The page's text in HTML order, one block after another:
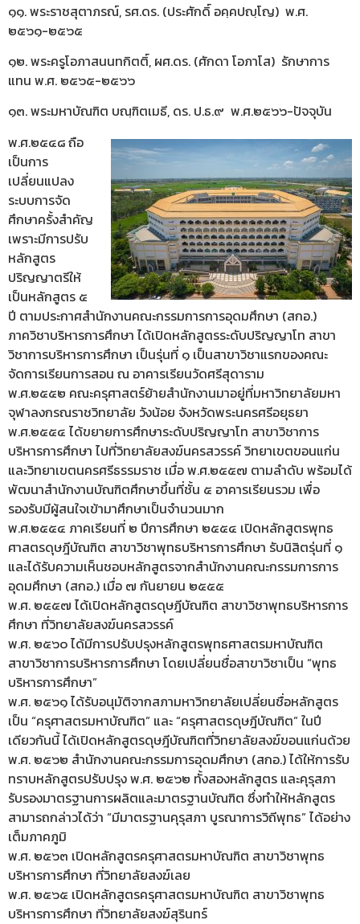
๑๑. พระราชสุตาภรณ์, รศ.ดร. (ประศักดิ์ อคฺคปญฺโญ) พ.ศ.
๒๕๖๑-๒๕๖๕
๑๒. พระครูโอภาสนนทกิตติ์, ผศ.ดร. (ศักดา โอภาโส) รักษาการ
แทน พ.ศ. ๒๕๖๕-๒๕๖๖
๑๓. พระมหาบัณฑิต บณฺฑิตเมธี, ดร. ป.ธ.๙ พ.ศ.๒๕๖๖-ปัจจุบัน
พ.ศ.๒๕๔๘ ถือ
เป็นการ
เปลี่ยนแปลง
ระบบการจัด
ศึกษาครั้งสำคัญ
เพราะมีการปรับ
หลักสูตร
ปริญญาตรีให้
เป็นหลักสูตร ๕
ปี ตามประกาศสำนักงานคณะกรรมการการอุดมศึกษา (สกอ.)
ภาควิชาบริหารการศึกษา ได้เปิดหลักสูตรระดับปริญญาโท สาขา
วิชาการบริหารการศึกษา เป็นรุ่นที่ ๑ เป็นสาขาวิชาแรกของคณะ
จัดการเรียนการสอน ณ อาคารเรียนวัดศรีสุดาราม
พ.ศ.๒๕๕๒ คณะครุศาสตร์ย้ายสำนักงานมาอยู่ที่มหาวิทยาลัยมหา
จุฬาลงกรณราชวิทยาลัย วังน้อย จังหวัดพระนครศรีอยุธยา
พ.ศ.๒๕๕๔ ได้ขยายการศึกษาระดับปริญญาโท สาขาวิชาการ
บริหารการศึกษา ไปที่วิทยาลัยสงฆ์นครสวรรค์ วิทยาเขตขอนแก่น
และวิทยาเขตนครศรีธรรมราช เมื่อ พ.ศ.๒๕๕๗ ตามลำดับ พร้อมได้
พัฒนาสำนักงานบัณฑิตศึกษาขึ้นที่ชั้น ๕ อาคารเรียนรวม เพื่อ
รองรับมีผู้สนใจเข้ามาศึกษาเป็นจำนวนมาก
พ.ศ.๒๕๕๔ ภาคเรียนที่ ๒ ปีการศึกษา ๒๕๕๔ เปิดหลักสูตรพุทธ
ศาสตรดุษฎีบัณฑิต สาขาวิชาพุทธบริหารการศึกษา รับนิสิตรุ่นที่ ๑
และได้รับความเห็นชอบหลักสูตรจากสำนักงานคณะกรรมการการ
อุดมศึกษา (สกอ.) เมื่อ ๗ กันยายน ๒๕๕๕
พ.ศ. ๒๕๕๗ ได้เปิดหลักสูตรดุษฎีบัณฑิต สาขาวิชาพุทธบริหารการ
ศึกษา ที่วิทยาลัยสงฆ์นครสวรรค์
พ.ศ. ๒๕๖๐ ได้มีการปรับปรุงหลักสูตรพุทธศาสตรมหาบัณฑิต
สาขาวิชาการบริหารการศึกษา โดยเปลี่ยนชื่อสาขาวิชาเป็น “พุทธ
บริหารการศึกษา”
พ.ศ. ๒๕๖๑ ได้รับอนุมัติจากสภามหาวิทยาลัยเปลี่ยนชื่อหลักสูตร
เป็น “ครุศาสตรมหาบัณฑิต” และ “ครุศาสตรดุษฎีบัณฑิต” ในปี
เดียวกันนี้ ได้เปิดหลักสูตรดุษฎีบัณฑิตที่วิทยาลัยสงฆ์ขอนแก่นด้วย
พ.ศ. ๒๕๖๒ สำนักงานคณะกรรมการอุดมศึกษา (สกอ.) ได้ให้การรับ
ทราบหลักสูตรปรับปรุง พ.ศ. ๒๕๖๒ ทั้งสองหลักสูตร และคุรุสภา
รับรองมาตรฐานการผลิตและมาตรฐานบัณฑิต ซึ่งทำให้หลักสูตร
สามารถกล่าวได้ว่า “มีมาตรฐานคุรุสภา บูรณาการวิถีพุทธ” ได้อย่าง
เต็มภาคภูมิ
พ.ศ. ๒๕๖๓ เปิดหลักสูตรครุศาสตรมหาบัณฑิต สาขาวิชาพุทธ
บริหารการศึกษา ที่วิทยาลัยสงฆ์เลย
พ.ศ. ๒๕๖๕ เปิดหลักสูตรครุศาสตรมหาบัณฑิต สาขาวิชาพุทธ
บริหารการศึกษา ที่วิทยาลัยสงฆ์สุรินทร์